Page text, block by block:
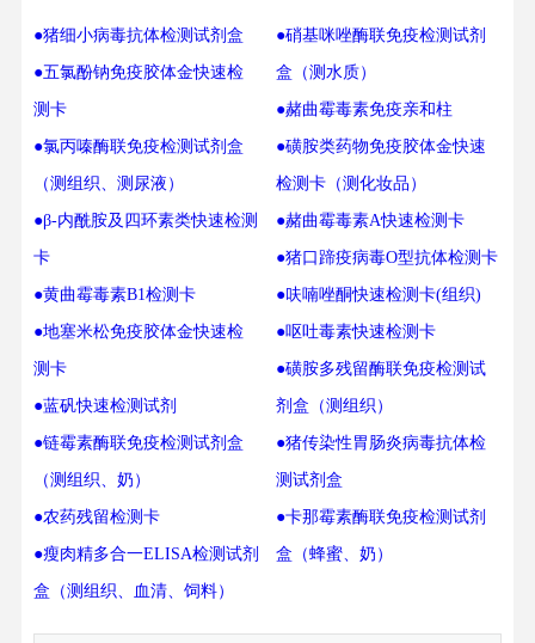
●猪细小病毒抗体检测试剂盒
●五氯酚钠免疫胶体金快速检
测卡
●氯丙嗪酶联免疫检测试剂盒
（测组织、测尿液）
●β-内酰胺及四环素类快速检测
卡
●黄曲霉毒素B1检测卡
●地塞米松免疫胶体金快速检
测卡
●蓝矾快速检测试剂
●链霉素酶联免疫检测试剂盒
（测组织、奶）
●农药残留检测卡
●瘦肉精多合一ELISA检测试剂
盒（测组织、血清、饲料）
●硝基咪唑酶联免疫检测试剂
盒（测水质）
●赭曲霉毒素免疫亲和柱
●磺胺类药物免疫胶体金快速
检测卡（测化妆品）
●赭曲霉毒素A快速检测卡
●猪口蹄疫病毒O型抗体检测卡
●呋喃唑酮快速检测卡(组织)
●呕吐毒素快速检测卡
●磺胺多残留酶联免疫检测试
剂盒（测组织）
●猪传染性胃肠炎病毒抗体检
测试剂盒
●卡那霉素酶联免疫检测试剂
盒（蜂蜜、奶）